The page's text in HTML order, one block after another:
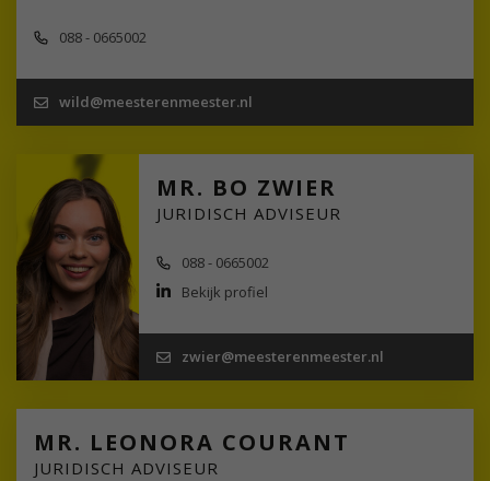
088 - 0665002
wild@meesterenmeester.nl
MR. BO ZWIER
JURIDISCH ADVISEUR
088 - 0665002
Bekijk profiel
zwier@meesterenmeester.nl
MR. LEONORA COURANT
JURIDISCH ADVISEUR